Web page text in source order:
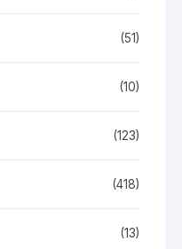
(51)
(10)
(123)
(418)
(13)